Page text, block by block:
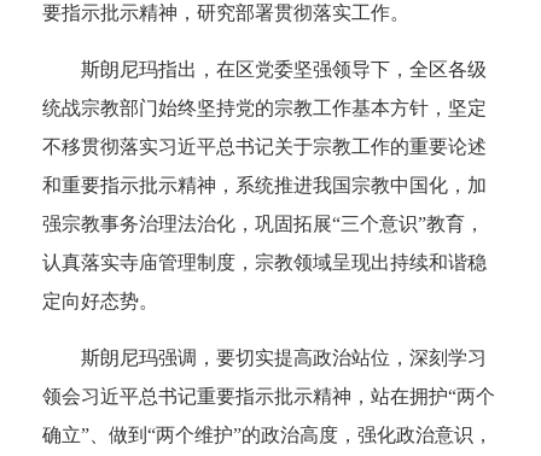
要指示批示精神，研究部署贯彻落实工作。
斯朗尼玛指出，在区党委坚强领导下，全区各级
统战宗教部门始终坚持党的宗教工作基本方针，坚定
不移贯彻落实习近平总书记关于宗教工作的重要论述
和重要指示批示精神，系统推进我国宗教中国化，加
强宗教事务治理法治化，巩固拓展“三个意识”教育，
认真落实寺庙管理制度，宗教领域呈现出持续和谐稳
定向好态势。
斯朗尼玛强调，要切实提高政治站位，深刻学习
领会习近平总书记重要指示批示精神，站在拥护“两个
确立”、做到“两个维护”的政治高度，强化政治意识，